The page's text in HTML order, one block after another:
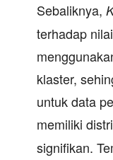
Sebaliknya,
terhadap
klaster,
untuk data
memiliki
signifikan.